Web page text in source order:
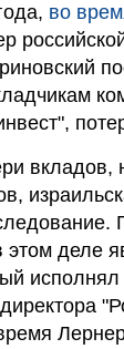
во
вкладов,
деле
исполнял